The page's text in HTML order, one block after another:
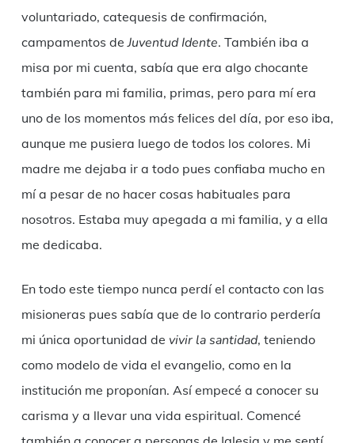
voluntariado, catequesis de confirmación,
campamentos deJuventud Idente. También iba a
misa por mi cuenta, sabía que era algo chocante
también para mi familia, primas, pero para mí era
uno de los momentos más felices del día, por eso iba,
aunque me pusiera luego de todos los colores. Mi
madre me dejaba ir a todo pues confiaba mucho en
mí a pesar de no hacer cosas habituales para
nosotros. Estaba muy apegada a mi familia, y a ella
me dedicaba.
En todo este tiempo nunca perdí el contacto con las
misioneras pues sabía que de lo contrario perdería
mi única oportunidad de vivir la santidad, teniendo
como modelo de vida el evangelio, como en la
institución me proponían. Así empecé a conocer su
carisma y a llevar una vida espiritual. Comencé